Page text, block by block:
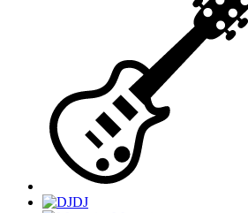
DJ